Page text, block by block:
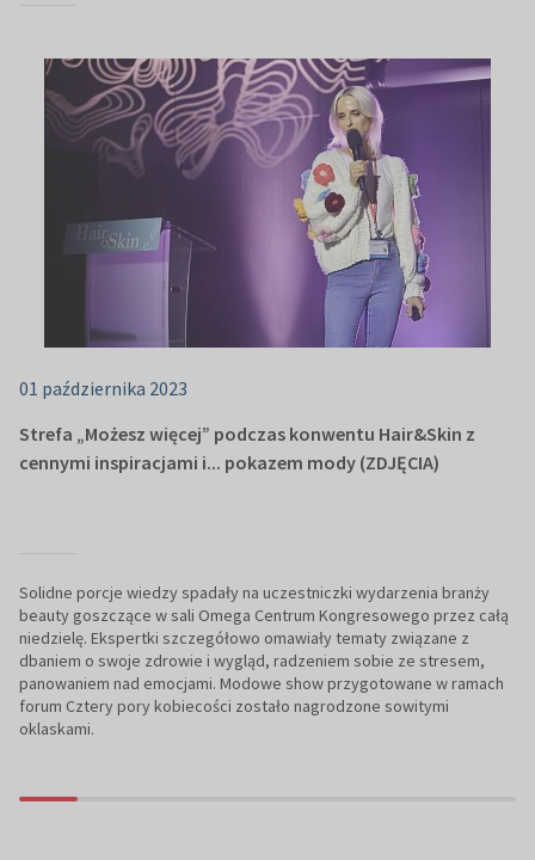
01 października 2023
Strefa „Możesz więcej” podczas konwentu Hair&Skin z
cennymi inspiracjami i... pokazem mody (ZDJĘCIA)
Solidne porcje wiedzy spadały na uczestniczki wydarzenia branży
beauty goszczące w sali Omega Centrum Kongresowego przez całą
niedzielę. Ekspertki szczegółowo omawiały tematy związane z
dbaniem o swoje zdrowie i wygląd, radzeniem sobie ze stresem,
panowaniem nad emocjami. Modowe show przygotowane w ramach
forum Cztery pory kobiecości zostało nagrodzone sowitymi
oklaskami.